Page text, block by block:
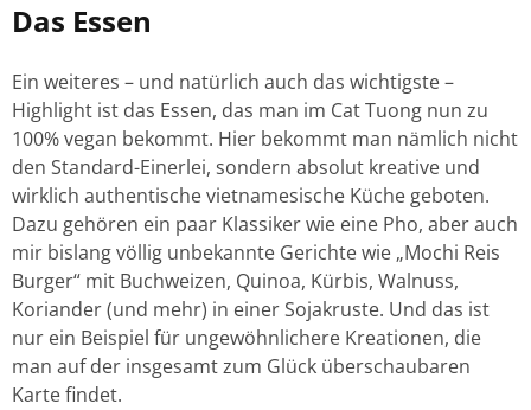
Das Essen
Ein weiteres – und natürlich auch das wichtigste –
Highlight ist das Essen, das man im Cat Tuong nun zu
100% vegan bekommt. Hier bekommt man nämlich nicht
den Standard-Einerlei, sondern absolut kreative und
wirklich authentische vietnamesische Küche geboten.
Dazu gehören ein paar Klassiker wie eine Pho, aber auch
mir bislang völlig unbekannte Gerichte wie „Mochi Reis
Burger“ mit Buchweizen, Quinoa, Kürbis, Walnuss,
Koriander (und mehr) in einer Sojakruste. Und das ist
nur ein Beispiel für ungewöhnlichere Kreationen, die
man auf der insgesamt zum Glück überschaubaren
Karte findet.